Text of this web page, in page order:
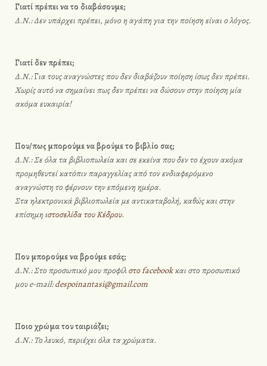
Γιατί πρέπει να το διαβάσουμε;
Δ.Ν.: Δεν υπάρχει πρέπει, μόνο η αγάπη για την ποίηση είναι ο λόγος.
Γιατί δεν πρέπει;
Δ.Ν.:Για τους αναγνώστες που δεν διαβάζουν ποίηση ίσως δεν πρέπει.
Χωρίς αυτό να σημαίνει πως δεν πρέπει να δώσουν στην ποίηση μία
ακόμα ευκαιρία!
Που/πως μπορούμε να βρούμε το βιβλίο σας;
Δ.Ν.: Σε όλα τα βιβλιοπωλεία και σε εκείνα που δεν το έχουν ακόμα
προμηθευτεί κατόπιν παραγγελίας από τον ενδιαφερόμενο
αναγνώστη το φέρνουν την επόμενη ημέρα.
Στα ηλεκτρονικά βιβλιοπωλεία με αντικαταβολή, καθώς και στην
επίσημηιστοσελίδα του Κέδρου.
Που μπορούμε να βρούμε εσάς;
Δ.Ν.: Στο προσωπικό μου προφίλστο facebookκαι στο προσωπικό
μου e-mail:despoinantasi@gmail.com
Ποιο χρώμα του ταιριάζει;
Δ.Ν.: Το λευκό, περιέχει όλα τα χρώματα.